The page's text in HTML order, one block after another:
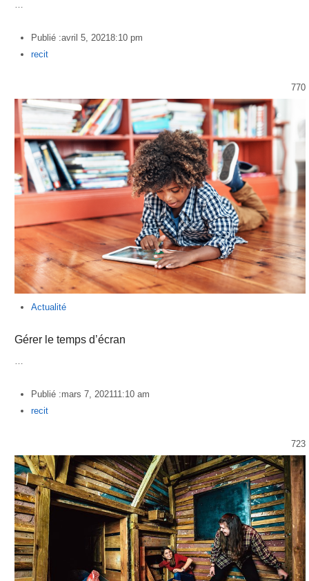
…
Publié :avril 5, 20218:10 pm
Author
recit
770
Actualité
Gérer le temps d’écran
Publié :mars 7, 2021 11:10 am
Author
recit
723